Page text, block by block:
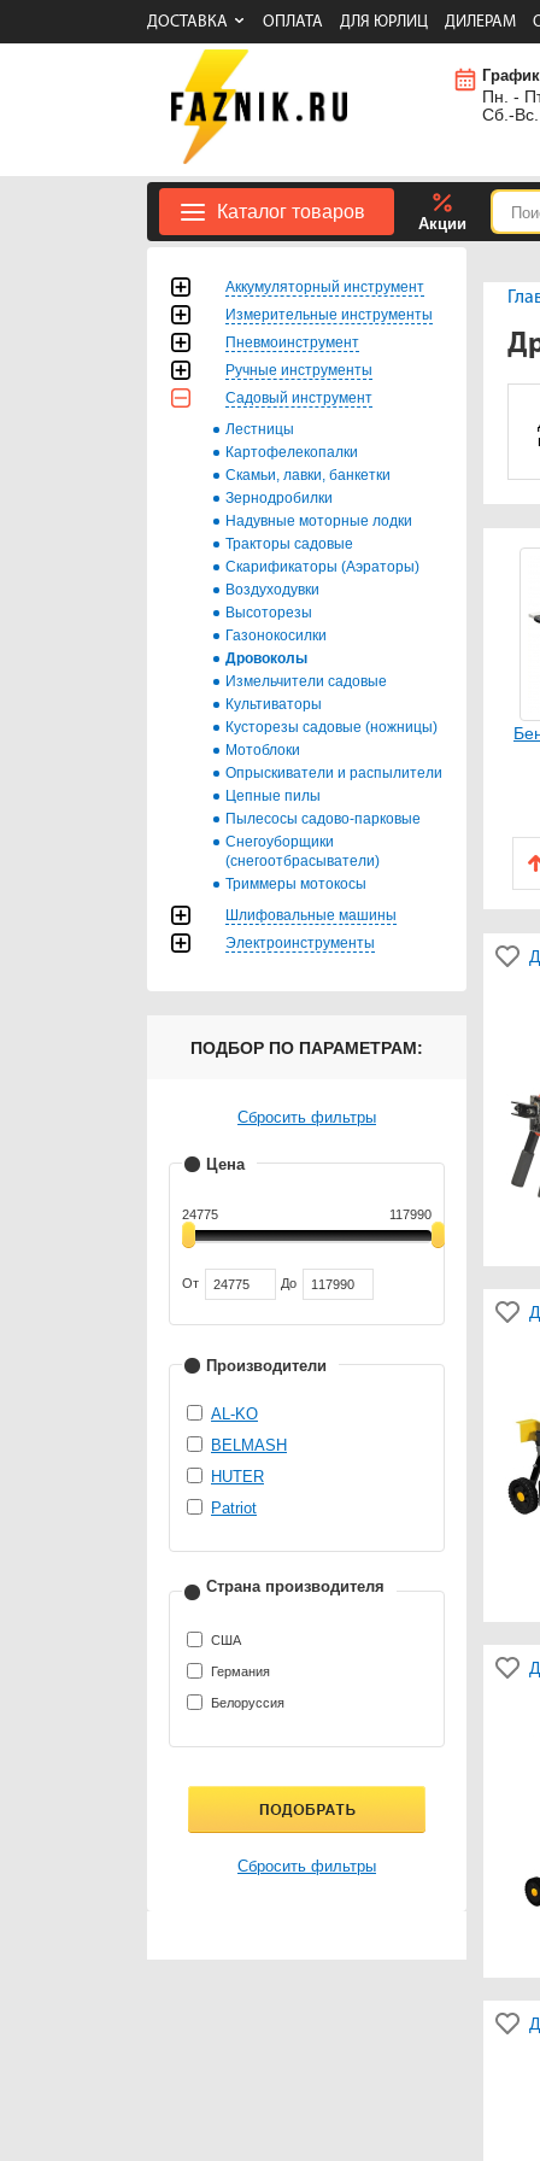
ДОСТАВКА ОПЛАТА ДЛЯ ЮРЛИЦ ДИЛЕРАМ
Пн. -
Сб.-
Каталог товаров
Акции
Аккумуляторный инструмент
Измерительные инструменты
Пневмоинструмент
Ручные инструменты
Садовый инструмент
Лестницы
Картофелекопалки
Скамьи, лавки, банкетки
Зернодробилки
Надувные моторные лодки
Тракторы садовые
Скарификаторы (Аэраторы)
Воздуходувки
Высоторезы
Газонокосилки
Дровоколы
Измельчители садовые
Культиваторы
Кусторезы садовые (ножницы)
Мотоблоки
Опрыскиватели и распылители
Цепные пилы
Пылесосы садово-парковые
Снегоуборщики
(снегоотбрасыватели)
Триммеры мотокосы
Шлифовальные машины
Электроинструменты
ПОДБОР ПО ПАРАМЕТРАМ:
Сбросить фильтры
Цена
24775 117990
От До
Производители
AL-KO
BELMASH
HUTER
Patriot
Страна производителя
США
Германия
Белоруссия
Сбросить фильтры